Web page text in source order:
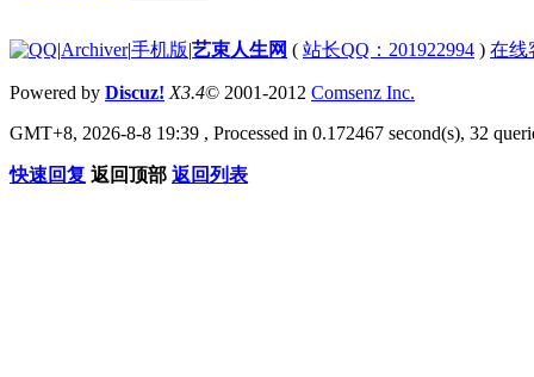
|Archiver|手机版|艺束人生网 ( 站长QQ：201922994 ) 在线
Powered by Discuz! X3.4© 2001-2012 Comsenz Inc.
GMT+8, 2026-8-8 19:39 , Processed in 0.172467 second(s), 32
快速回复 返回顶部 返回列表